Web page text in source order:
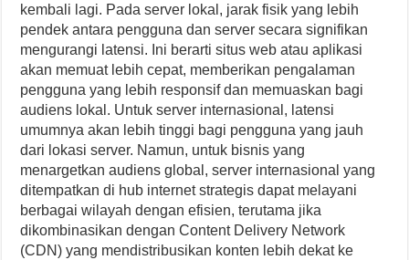
kembali lagi. Pada server lokal, jarak fisik yang lebih
pendek antara pengguna dan server secara signifikan
mengurangi latensi. Ini berarti situs web atau aplikasi
akan memuat lebih cepat, memberikan pengalaman
pengguna yang lebih responsif dan memuaskan bagi
audiens lokal. Untuk server internasional, latensi
umumnya akan lebih tinggi bagi pengguna yang jauh
dari lokasi server. Namun, untuk bisnis yang
menargetkan audiens global, server internasional yang
ditempatkan di hub internet strategis dapat melayani
berbagai wilayah dengan efisien, terutama jika
dikombinasikan dengan Content Delivery Network
(CDN) yang mendistribusikan konten lebih dekat ke